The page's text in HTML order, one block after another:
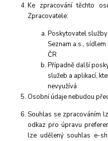
Ke zpracování těchto
Zpracovatele:
Poskytovatel
Seznam a.s.,
ČR
Případně další
služeb a aplikací,
nevyužívá
Osobníúdaje nebudou
Souhlas se zpracováním
odkaz pro úpravu
lze udělený souhlas e-